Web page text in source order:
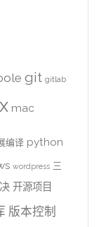
git gitlab
mac
编译 python
wordpress 三
开源项目
版本控制